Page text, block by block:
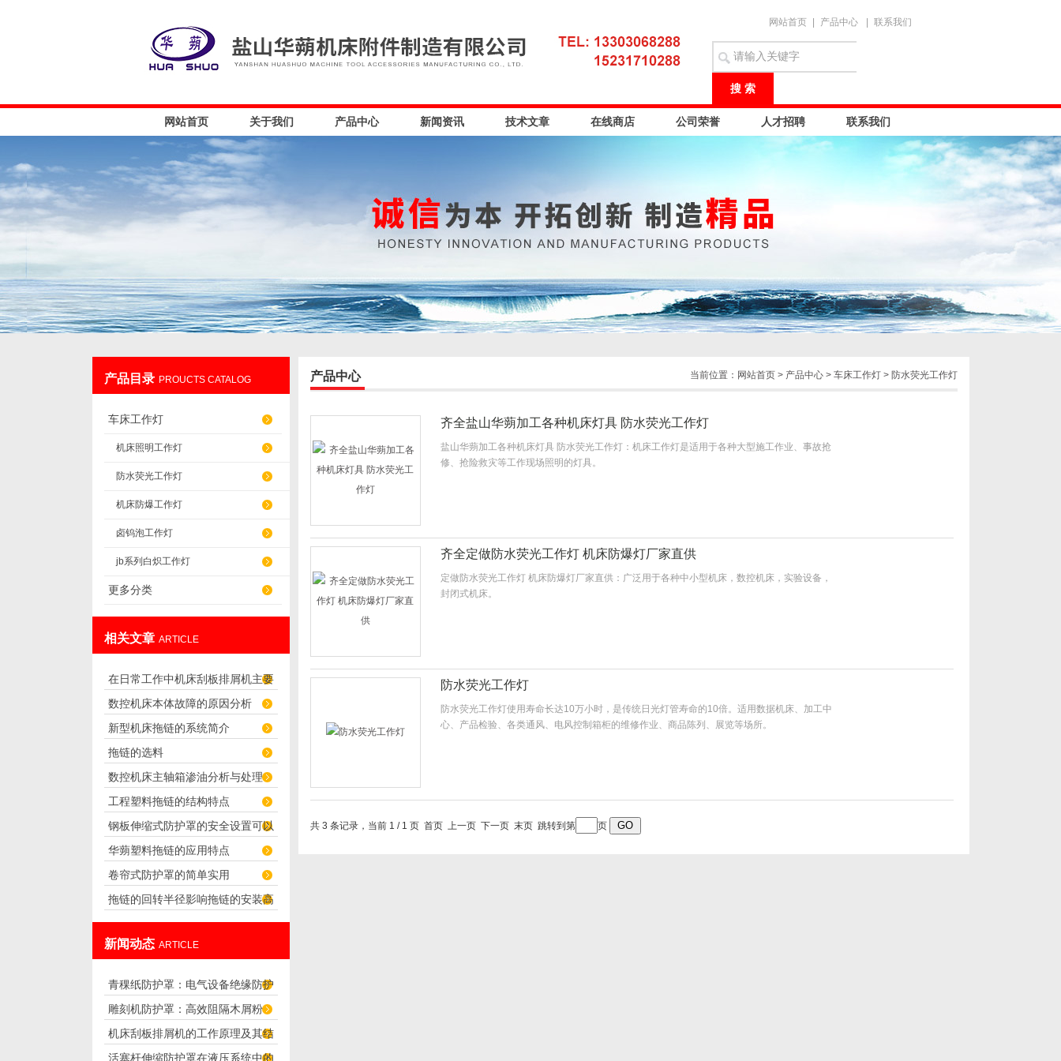
盐山华蒴机床附件制造有限公司
网站首页 产品中心 联系我们
网站首页 关于我们 产品中心 新闻资讯 技术文章 在线商店 公司荣誉 人才招聘 联系我们
产品目录 PROUCTS CATALOG
车床工作灯
机床照明工作灯
防水荧光工作灯
机床防爆工作灯
卤钨泡工作灯
jb系列白炽工作灯
更多分类
相关文章 ARTICLE
在日常工作中机床刮板排屑机主要
出现的问题分为8种
数控机床本体故障的原因分析
新型机床拖链的系统简介
拖链的选料
数控机床主轴箱渗油分析与处理
工程塑料拖链的结构特点
钢板伸缩式防护罩的安全设置可以
怎么样设置？
华蒴塑料拖链的应用特点
卷帘式防护罩的简单实用
拖链的回转半径影响拖链的安装高
新闻动态 ARTICLE
青稞纸防护罩：电气设备绝缘防护
专用方案
雕刻机防护罩：高效阻隔木屑粉
尘，守护设备精度与安全
机床刮板排屑机的工作原理及其结
活塞杆伸缩防护罩在液压系统中的
当前位置： 网站首页> 产品中心> 车床工作灯> 防水荧光工作灯
产品中心
齐全盐山华蒴加工各种机床灯具 防水荧光工作灯
盐山华蒴加工各种机床灯具 防水荧光工作灯：机床工作灯是适用于各种大型施工作业、事故抢
修、抢险救灾等工作现场照明的灯具。
齐全定做防水荧光工作灯 机床防爆灯厂家直供
定做防水荧光工作灯 机床防爆灯厂家直供：广泛用于各种中小型机床，数控机床，实验设备，
封闭式机床。
防水荧光工作灯
防水荧光工作灯使用寿命长达10万小时，是传统日光灯管寿命的10倍。适用数据机床、加工中
心、产品检验、各类通风、电风控制箱柜的维修作业、商品陈列、展览等场所。
共 3 条记录，当前 1 / 1 页 首页 上一页 下一页 末页 跳转到第 页